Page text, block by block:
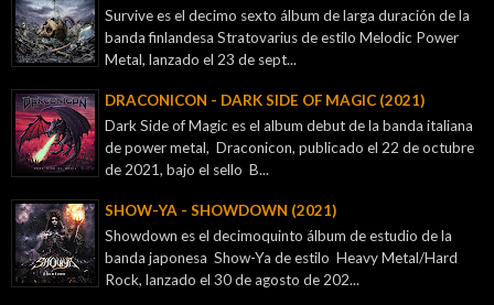
Survive es el decimo sexto álbum de larga duración de la
banda finlandesa Stratovarius de estilo Melodic Power
Metal, lanzado el 23 de sept...
DRACONICON - DARK SIDE OF MAGIC (2021)
Dark Side of Magic es el album debut de la banda italiana
de power metal, Draconicon, publicado el 22 de octubre
de 2021, bajo el sello B...
SHOW-YA - SHOWDOWN (2021)
Showdown es el decimoquinto álbum de estudio de la
banda japonesa Show-Ya de estilo Heavy Metal/Hard
Rock, lanzado el 30 de agosto de 202...